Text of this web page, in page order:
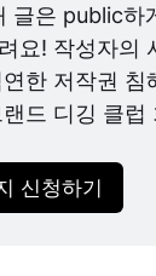
글은 public하
요! 작성자의
한 저작권
드 디깅 클
신청하기